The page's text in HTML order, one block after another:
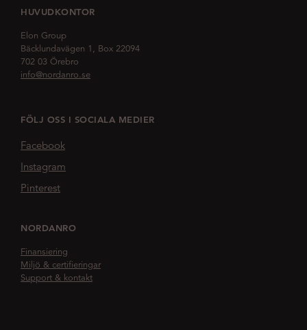
HUVUDKONTOR
Elon Group
Bäcklundavägen 1, Box 22094
702 03 Örebro
info@nordanro.se
FÖLJ OSS I SOCIALA MEDIER
Facebook
Instagram
Pinterest
NORDANRO
Finansiering
Miljö & certifieringar
Support & kontakt